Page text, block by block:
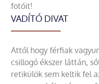
fotóit!
VADÍTÓ DIVAT
Attól hogy férfiak
csillogó ékszer láttán,
retikülök sem keltik fel